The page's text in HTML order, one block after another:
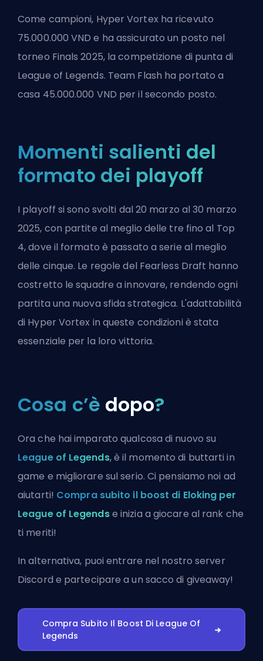
Come campioni, Hyper Vortex ha ricevuto
75.000.000 VND e ha assicurato un posto nel
torneo Finals 2025, la competizione di punta di
League of Legends. Team Flash ha portato a
casa 45.000.000 VND per il secondo posto.
Momenti salienti del
formato dei playoff
I playoff si sono svolti dal 20 marzo al 30 marzo
2025, con partite al meglio delle tre fino al Top
4, dove il formato è passato a serie al meglio
delle cinque. Le regole del Fearless Draft hanno
costretto le squadre a innovare, rendendo ogni
partita una nuova sfida strategica. L'adattabilità
di Hyper Vortex in queste condizioni è stata
essenziale per la loro vittoria.
Cosa c’è dopo?
Ora che hai imparato qualcosa di nuovo su
League of Legends, è il momento di buttarti in
game e migliorare sul serio. Ci pensiamo noi ad
aiutarti! Compra subito il boost di Eloking per
League of Legendse inizia a giocare al rank che
ti meriti!
In alternativa, puoientrare nel nostro server
Discord e partecipare a un sacco di giveaway!
Compra Subito Il Boost Di League Of
Legends